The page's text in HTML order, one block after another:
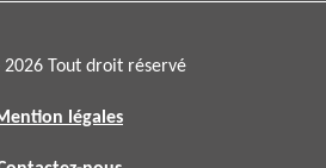
Tout droit réservé
légales